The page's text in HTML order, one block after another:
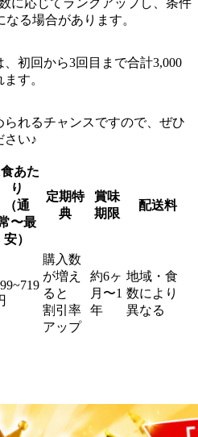
る場合があります。
初回から3回目まで合計3,000
す。
れるチャンスですので、ぜひ
さい♪
あた
り
（通
〜最
安）
定期特
典
賞味
期限
配送料
購入数
が増え
ると
割引率
アップ
約6ヶ
月〜1
年
地域・食
数により
異なる